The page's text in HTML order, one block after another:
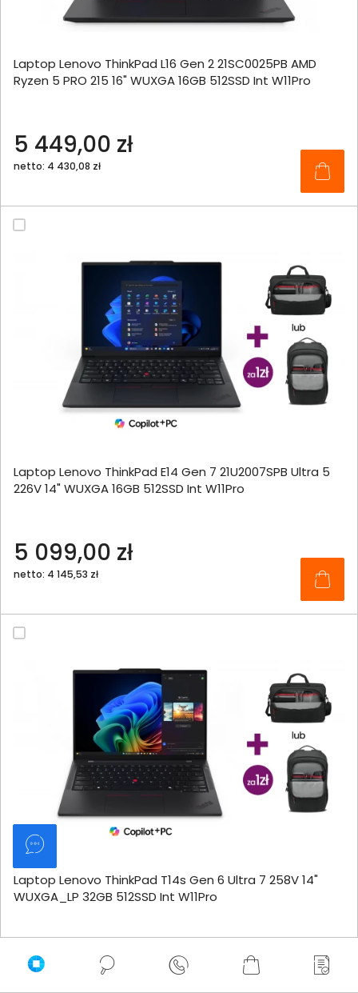
Laptop Lenovo ThinkPad L16 Gen 2 21SC0025PB AMD
Ryzen 5 PRO 215 16" WUXGA 16GB 512SSD Int W11Pro
5 449,00 zł
netto: 4 430,08 zł
Laptop Lenovo ThinkPad E14 Gen 7 21U2007SPB Ultra 5
226V 14" WUXGA 16GB 512SSD Int W11Pro
5 099,00 zł
netto: 4 145,53 zł
Laptop Lenovo ThinkPad T14s Gen 6 Ultra 7 258V 14"
WUXGA_LP 32GB 512SSD Int W11Pro
8 999,00 zł